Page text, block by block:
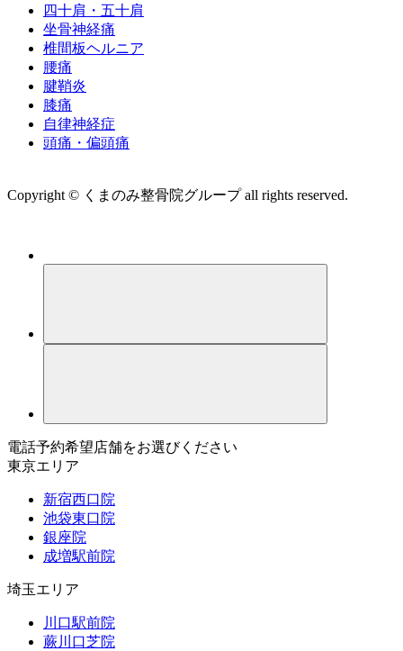
四十肩・五十肩
坐骨神経痛
椎間板ヘルニア
腰痛
腱鞘炎
膝痛
自律神経症
頭痛・偏頭痛
Copyright © くまのみ整骨院グループ all rights reserved.
電話予約希望店舗をお選びください
東京エリア
新宿西口院
池袋東口院
銀座院
成増駅前院
埼玉エリア
川口駅前院
蕨川口芝院